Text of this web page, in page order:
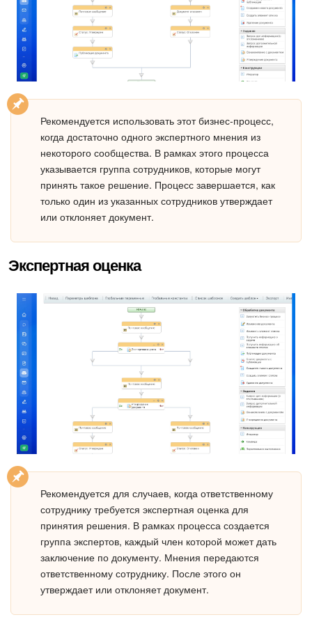
Рекомендуется использовать этот бизнес-процесс,
когда достаточно одного экспертного мнения из
некоторого сообщества. В рамках этого процесса
указывается группа сотрудников, которые могут
принять такое решение. Процесс завершается, как
только один из указанных сотрудников утверждает
или отклоняет документ.
Экспертная оценка
Рекомендуется для случаев, когда ответственному
сотруднику требуется экспертная оценка для
принятия решения. В рамках процесса создается
группа экспертов, каждый член которой может дать
заключение по документу. Мнения передаются
ответственному сотруднику. После этого он
утверждает или отклоняет документ.